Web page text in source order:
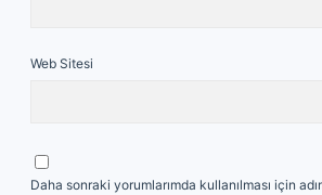
Web Sitesi
Daha sonraki yorumlarımda kullanılması için